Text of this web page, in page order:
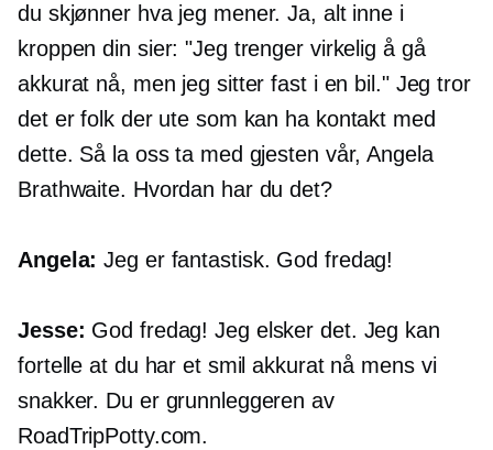
du skjønner hva jeg mener. Ja, alt inne i
kroppen din sier: "Jeg trenger virkelig å gå
akkurat nå, men jeg sitter fast i en bil." Jeg tror
det er folk der ute som kan ha kontakt med
dette. Så la oss ta med gjesten vår, Angela
Brathwaite. Hvordan har du det?
Angela: Jeg er fantastisk. God fredag!
Jesse: God fredag! Jeg elsker det. Jeg kan
fortelle at du har et smil akkurat nå mens vi
snakker. Du er grunnleggeren av
RoadTripPotty.com.